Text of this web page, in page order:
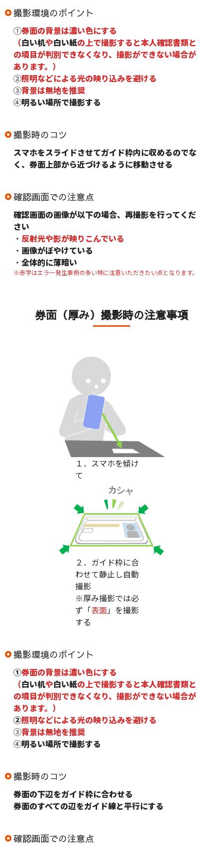
撮影環境のポイント
①券面の背景は濃い色にする
（白い机や白い紙の上で撮影すると本人確認書類と
の境目が判別できなくなり、撮影ができない場合が
あります。）
②照明などによる光の映り込みを避ける
③背景は無地を推奨
④明るい場所で撮影する
撮影時のコツ
スマホをスライドさせてガイド枠内に収めるのでな
く、券面上部から近づけるように移動させる
確認画面での注意点
確認画面の画像が以下の場合、再撮影を行ってくだ
さい
・ 反射光や影が映りこんでいる
・ 画像がぼやけている
・ 全体的に薄暗い
※赤字はエラー発生事例の多い特に注意いただきたい点となります。
券面（厚み）撮影時の注意事項
１．スマホを傾け
て
２．ガイド枠に合
わせて静止し自動
撮影
※厚み撮影では必
ず「表面」を撮影
する
撮影環境のポイント
①券面の背景は濃い色にする
（白い机や白い紙の上で撮影すると本人確認書類と
の境目が判別できなくなり、撮影ができない場合が
あります。）
②照明などによる光の映り込みを避ける
③背景は無地を推奨
④明るい場所で撮影する
撮影時のコツ
券面の下辺をガイド枠に合わせる
券面のすべての辺をガイド線と平行にする
確認画面での注意点